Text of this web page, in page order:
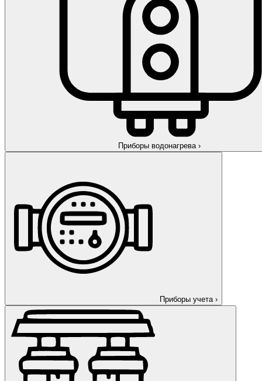
Приборы водонагрева ›
Приборы учета ›